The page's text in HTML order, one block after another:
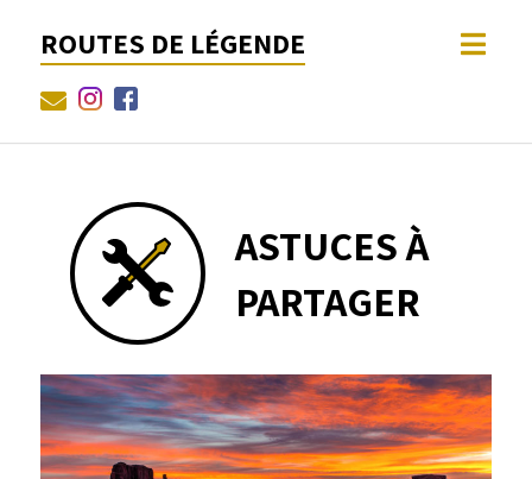
ROUTES DE LÉGENDE
ASTUCES À
PARTAGER